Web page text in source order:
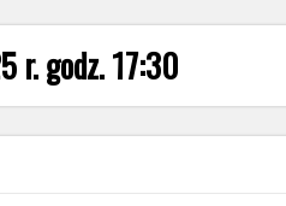
r. godz. 17:30